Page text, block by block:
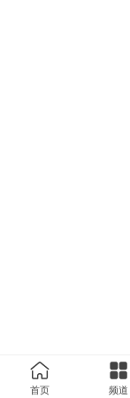
首页 频道